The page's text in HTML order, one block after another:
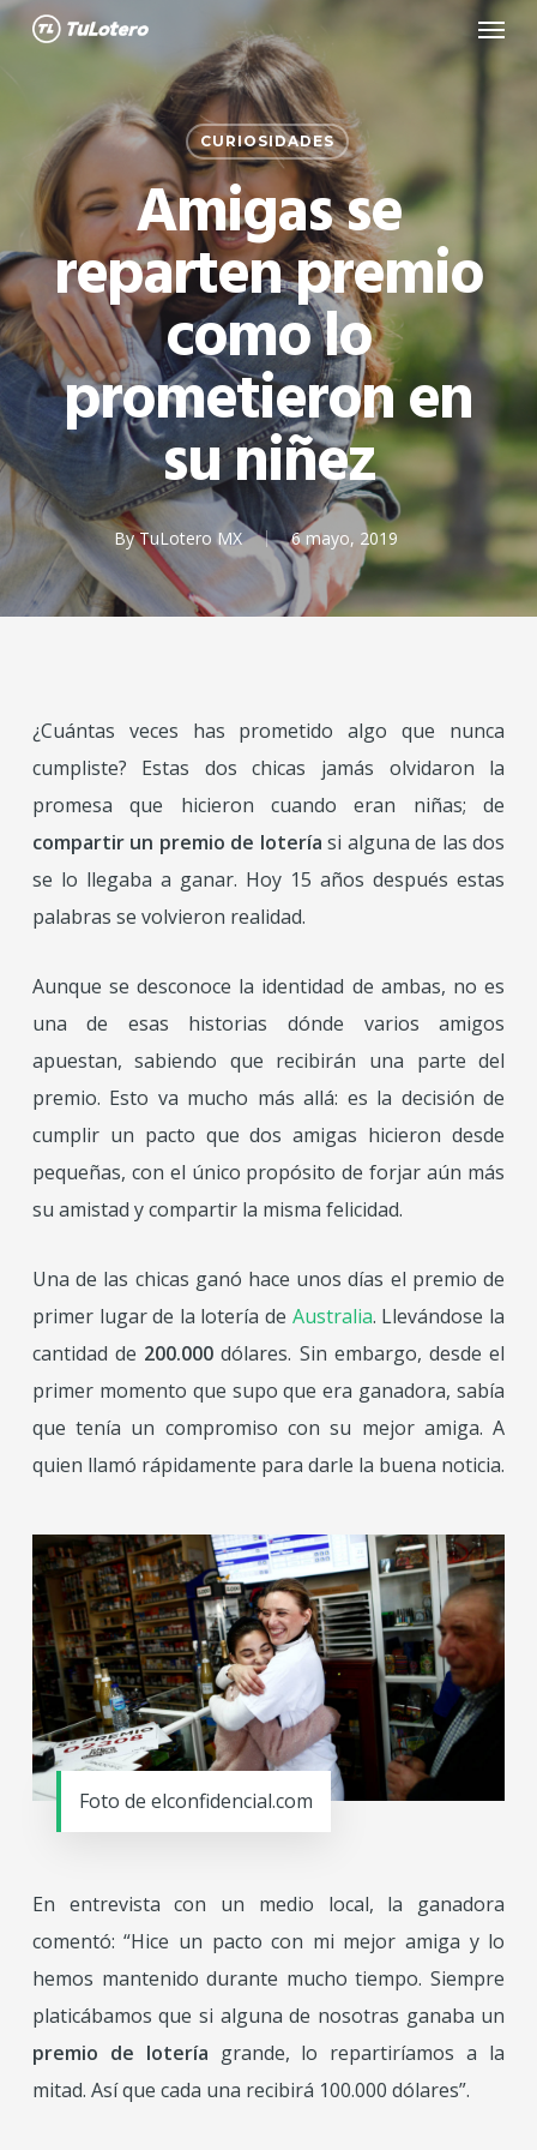
Skip
content
Menu
CURIOSIDADES
Amigas se
reparten premio
como lo
prometieron en
su niñez
By TuLotero MX 6 mayo, 2019
¿Cuántas veces has prometido algo que nunca
cumpliste? Estas dos chicas jamás olvidaron la
promesa que hicieron cuando eran niñas; de
compartir un premio de lotería si alguna de las dos
se lo llegaba a ganar. Hoy 15 años después estas
palabras se volvieron realidad.
Aunque se desconoce la identidad de ambas, no es
una de esas historias dónde varios amigos
apuestan, sabiendo que recibirán una parte del
premio. Esto va mucho más allá: es la decisión de
cumplir un pacto que dos amigas hicieron desde
pequeñas, con el único propósito de forjar aún más
su amistad y compartir la misma felicidad.
Una de las chicas ganó hace unos días el premio de
primer lugar de la lotería de Australia. Llevándose la
cantidad de 200.000 dólares. Sin embargo, desde el
primer momento que supo que era ganadora, sabía
que tenía un compromiso con su mejor amiga. A
quien llamó rápidamente para darle la buena noticia.
Foto de elconfidencial.com
En entrevista con un medio local, la ganadora
comentó: “Hice un pacto con mi mejor amiga y lo
hemos mantenido durante mucho tiempo. Siempre
platicábamos que si alguna de nosotras ganaba un
premio de lotería grande, lo repartiríamos a la
mitad. Así que cada una recibirá 100.000 dólares”.